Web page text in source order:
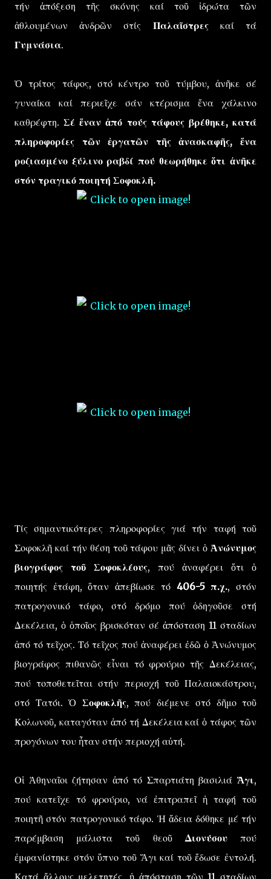
τήν ἀπόξεση τῆς σκόνης καί τοῦ ἱδρώτα τῶν
ἀθλουμένων ἀνδρῶν στίς Παλαῖστρες καί τά
Γυμνάσια.
Ὁ τρίτος τάφος, στό κέντρο τοῦ τύμβου, ἀνῆκε σέ
γυναίκα καί περιεῖχε σάν κτέρισμα ἕνα χάλκινο
καθρέφτη.Σέ ἕναν ἀπό τούς τάφους βρέθηκε, κατά
πληροφορίες τῶν ἐργατῶν τῆς ἀνασκαφῆς, ἕνα
ροζιασμένο ξύλινο ραβδί πού θεωρήθηκε ὅτι ἀνῆκε
στόν τραγικό ποιητή Σοφοκλῆ.
Τίς σημαντικότερες πληροφορίες γιά τήν ταφή τοῦ
Σοφοκλῆ καί τήν θέση τοῦ τάφου μᾶς δίνει ὁ Ἀνώνυμος
βιογράφος τοῦ Σοφοκλέους, πού ἀναφέρει ὅτι ὁ
ποιητής ἐτάφη, ὅταν ἀπεβίωσε τό 406-5 π.χ., στόν
πατρογονικό τάφο, στό δρόμο πού ὁδηγοῦσε στή
Δεκέλεια, ὁ ὁποῖος βρισκόταν σέ ἀπόσταση 11 σταδίων
ἀπό τό τεῖχος. Τό τεῖχος πού ἀναφέρει ἐδῶ ὁ Ἀνώνυμος
βιογράφος πιθανῶς εἶναι τό φρούριο τῆς Δεκέλειας,
πού τοποθετεῖται στήν περιοχή τοῦ Παλαιοκάστρου,
στό Τατόι. Ὁ Σοφοκλῆς, πού διέμενε στό δῆμο τοῦ
Κολωνοῦ, καταγόταν ἀπό τή Δεκέλεια καί ὁ τάφος τῶν
προγόνων του ἦταν στήν περιοχή αὐτή.
Οἱ Ἀθηναῖοι ζήτησαν ἀπό τό Σπαρτιάτη βασιλιά Ἅγι,
πού κατεῖχε τό φρούριο, νά ἐπιτραπεῖ ἡ ταφή τοῦ
ποιητῆ στόν πατρογονικό τάφο. Ἡ ἄδεια δόθηκε μέ τήν
παρέμβαση μάλιστα τοῦ θεοῦΔιονύσουπού
ἐμφανίστηκε στόν ὕπνο τοῦ Ἅγι καί τοῦ ἔδωσε ἐντολή.
Κατά ἄλλους μελετητές, ἡ ἀπόσταση τῶν 11 σταδίων